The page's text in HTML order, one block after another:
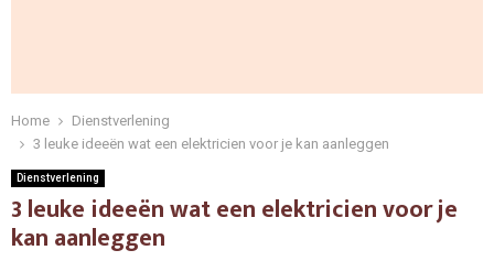
Home
Dienstverlening
3 leuke ideeën wat een elektricien voor je kan aanleggen
Dienstverlening
3 leuke ideeën wat een elektricien voor je
kan aanleggen